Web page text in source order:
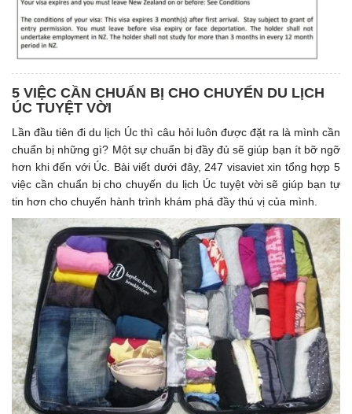
5 VIỆC CẦN CHUẨN BỊ CHO CHUYỂN DU LỊCH
ÚC TUYỆT VỜI
Lần đầu tiên đi du lịch Úc thì câu hỏi luôn được đặt ra là mình cần
chuẩn bị những gì? Một sự chuẩn bị đầy đủ sẽ giúp bạn ít bỡ ngỡ
hơn khi đến với Úc. Bài viết dưới đây, 247 visaviet xin tổng hợp 5
việc cần chuẩn bị cho chuyến du lịch Úc tuyệt vời sẽ giúp bạn tự
tin hơn cho chuyến hành trình khám phá đầy thú vị của mình.